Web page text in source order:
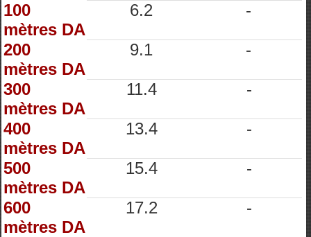
100
mètres DA
6.2 -
200
mètres DA
9.1 -
300
mètres DA
11.4 -
400
mètres DA
13.4 -
500
mètres DA
15.4 -
600
mètres DA
17.2 -